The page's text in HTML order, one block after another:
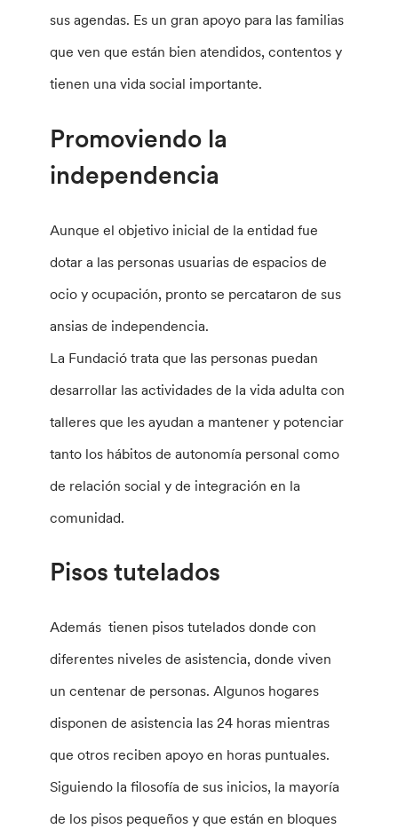
sus agendas. Es un gran apoyo para las familias
que ven que están bien atendidos, contentos y
tienen una vida social importante.
Promoviendo la
independencia
Aunque el objetivo inicial de la entidad fue
dotar a las personas usuarias de espacios de
ocio y ocupación, pronto se percataron de sus
ansias de independencia.
La Fundació trata que las personas puedan
desarrollar las actividades de la vida adulta con
talleres que les ayudan a mantener y potenciar
tanto los hábitos de autonomía personal como
de relación social y de integración en la
comunidad.
Pisos tutelados
Además tienen pisos tutelados donde con
diferentes niveles de asistencia, donde viven
un centenar de personas. Algunos hogares
disponen de asistencia las 24 horas mientras
que otros reciben apoyo en horas puntuales.
Siguiendo la filosofía de sus inicios, la mayoría
de los pisos pequeños y que están en bloques